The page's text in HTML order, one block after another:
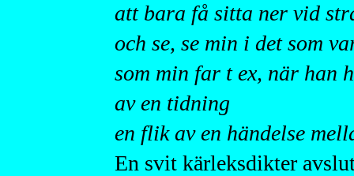
att bara få sitta ner vid
och se, se min i det som
som min far t ex, när han
av en tidning
en flik av en händelse
En svit kärleksdikter